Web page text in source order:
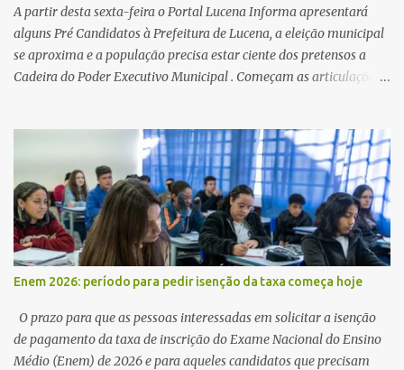
A partir desta sexta-feira o Portal Lucena Informa apresentará
alguns Pré Candidatos à Prefeitura de Lucena, a eleição municipal
se aproxima e a população precisa estar ciente dos pretensos a
Cadeira do Poder Executivo Municipal . Começam as articulações e
Bandeira Valcinete Araújo e Professor Gerson Andrade há
possibilidade de mais nomes aparecer , ficaremos no aguardo para
trazer mais informações. A primeira entrevista foi com o
inimaginável Gerson Andrade ,Professor da Rede Municipal
(efetivo), supervisor, Formado em Pedagogia e Biomedicina pela
UFPB. Leciona no Otto Illi, Gilberto Inácio, Ellinora Dornellas
,Escola Américo Falcão. Gerson nos contou que a idéia de disputar
a prefeitura veio de um sonho há 5 anos atrás, e também por
acreditar que o trabalho dos seus companheiros principalmente
da zona rural deve ser mais valorizado e que eles serão a Fortalez...
Enem 2026: período para pedir isenção da taxa começa hoje
O prazo para que as pessoas interessadas em solicitar a isenção
de pagamento da taxa de inscrição do Exame Nacional do Ensino
Médio (Enem) de 2026 e para aqueles candidatos que precisam